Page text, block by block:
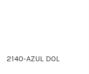
2140-AZUL DOL